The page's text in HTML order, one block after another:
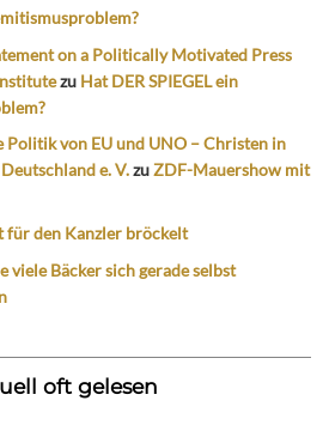
on a Politically Motivated Press
zu Hat DER SPIEGEL ein
von EU und UNO – Christen in
e. V.zuZDF-Mauershow mit
für den Kanzler bröckelt
viele Bäcker sich gerade selbst
oft gelesen